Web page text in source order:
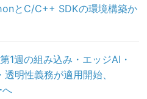
とC/C++ SDKの環境構築か
1週の組み込み・エッジAI・
明性義務が適用開始、
へ